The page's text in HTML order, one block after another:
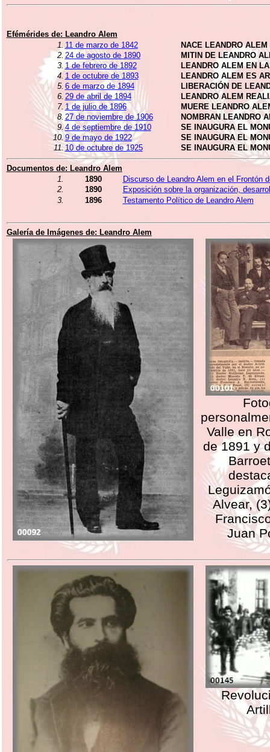
Efémérides de: Leandro Alem
1. 11 de marzo de 1842
NACE LEANDRO ALEM
2. 24 de agosto de 1890
MITIN DE LEANDRO
3. 1 de febrero de 1892
LEANDRO ALEM EN
4. 1 de octubre de 1893
LEANDRO ALEM ES
5. 6 de marzo de 1894
LIBERACIÓN DE
6. 29 de abril de 1894
LEANDRO ALEM
7. 1 de julio de 1896
MUERE LEANDRO
8. 27 de noviembre de 1906
NOMBRAN LEANDRO
9.4 de septiembre de 1910
SE INAUGURA EL
10. 9 de mayo de 1922
SE INAUGURA EL
11.10 de octubre de 1925 SE INAUGURA EL
Documentos de: Leandro Alem
1.
1890
Discurso de Leandro Alem en el Frontón
2.
1890
Exposición sobre la organización,
3.
1896 Testamento Político de Leandro Alem
Galería de Imágenes de: Leandro Alem
Valle en
de 1891 y
Alvear,
Juan